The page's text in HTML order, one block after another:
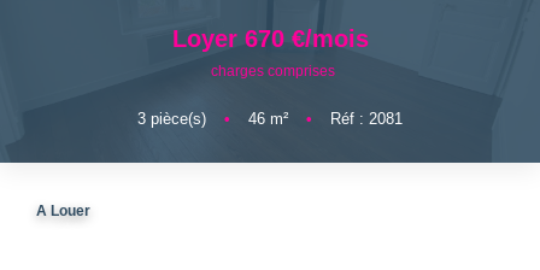
CONTACT
Loyer 670 €/mois
charges comprises
3 pièce(s) • 46 m² • Réf : 2081
A Louer